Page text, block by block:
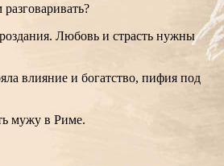
Любовь и страсть нужны
влияние и богатство, пифия под
мужу в Риме.